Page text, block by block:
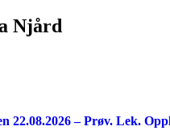
Njård
22.08.2026 – Prøv. Lek.